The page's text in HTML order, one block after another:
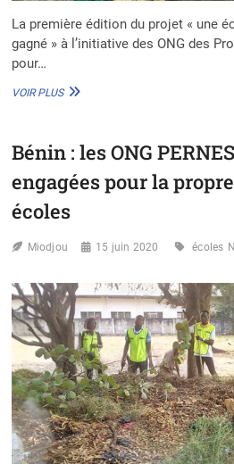
La première édition du projet « une
gagné » à l’initiative des ONG des
pour…
VOIR PLUSPROJET
PROPRE,
TRÉSOR
»
LES
ÉTABLISSEMENTS
PRIMÉS
Bénin : les ONG
engagées pour la
écoles
Miodjou 15 juin 2020 écoles